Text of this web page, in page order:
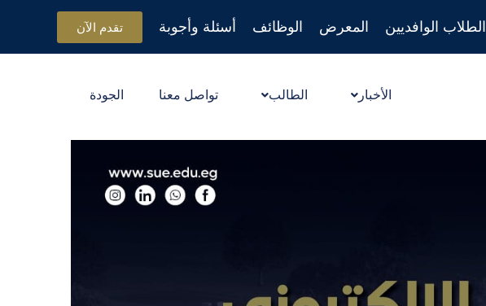
الطلاب الوافديين المعرض الوظائف أسئلة وأجوبة تقدم الآن
الأخبار الطالب تواصل معنا الجودة